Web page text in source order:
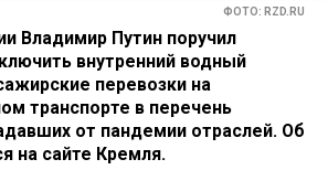
ФОТО: RZD.RU
Владимир Путин поручил
внутренний водный
перевозки на
транспорте в перечень
от пандемии отраслей. Об
на сайте Кремля.